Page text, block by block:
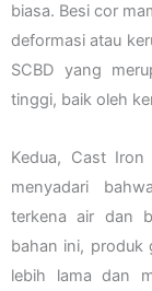
biasa. Besi cor
deformasi atau
SCBD yang
tinggi, baik oleh
Kedua, Cast
menyadari
terkena air dan
bahan ini, produk
lebih lama dan